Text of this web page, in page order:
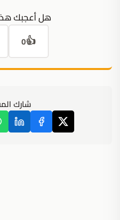
هل أعجبك
👍
0
شارك